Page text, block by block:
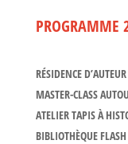
PROGRAMME
RÉSIDENCE D’AUTEUR
MASTER-CLASS
ATELIER TAPIS À
BIBLIOTHÈQUE FLASH